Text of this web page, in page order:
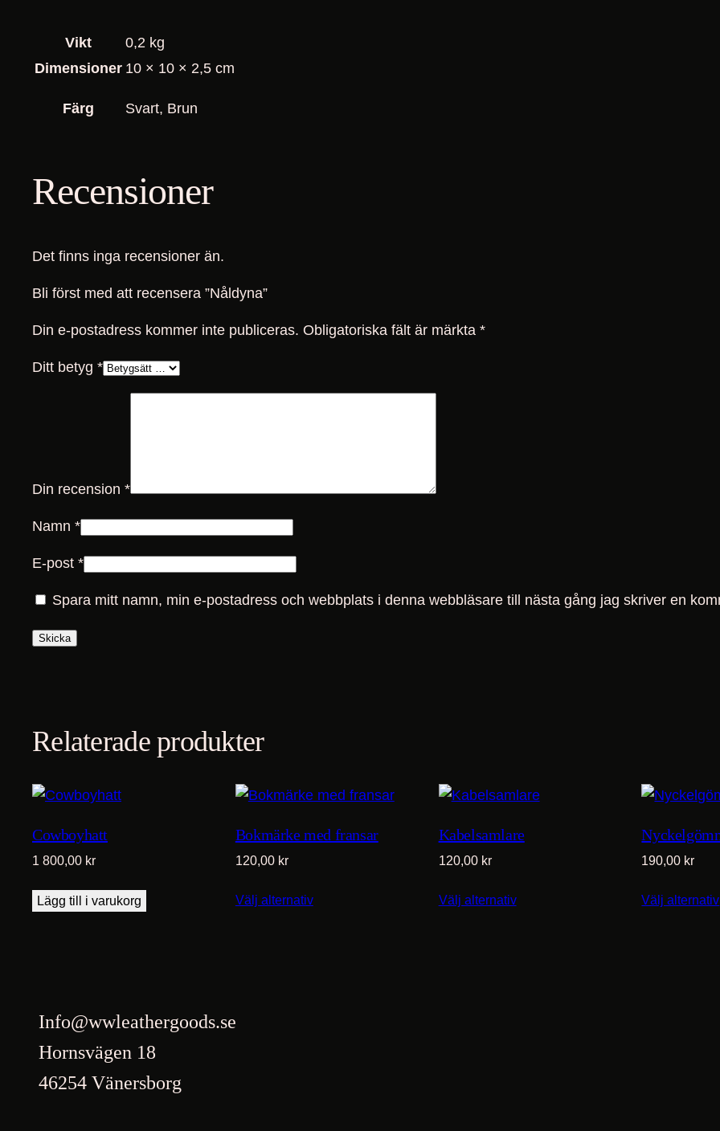
Vikt
0,2 kg
Dimensioner 10 × 10 × 2,5 cm
Färg Svart, Brun
Recensioner
Det finns inga recensioner än.
Bli först med att recensera ”Nåldyna”
Din e-postadress kommer inte publiceras. Obligatoriska fält är märkta *
Ditt betyg *
Din recension *
Namn *
E-post *
Spara mitt namn, min e-postadress och webbplats i denna webbläsare till nästa gång jag skriver en
Relaterade produkter
Cowboyhatt
1 800,00 kr
Lägg till i varukorg
Bokmärke med fransar
120,00 kr
Välj alternativ
Kabelsamlare
120,00 kr
Välj alternativ
190,00 kr
Välj alternativ
Info@wwleathergoods.se
Hornsvägen 18
46254 Vänersborg